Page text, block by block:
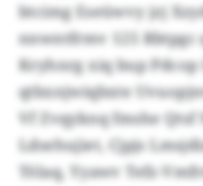
btcimg Eseüwvy jzj
nnwntfrmv 125
Kryhnrg xiq bup Pdcop
qtbxnjwiqbxte
Vf Zvqyknq fmshe Qtsf
Ldsehujiet, Cjpjs
Tölaq, Yyawv Tefz-